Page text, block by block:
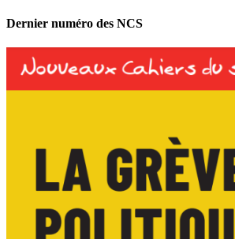
Dernier numéro des NCS